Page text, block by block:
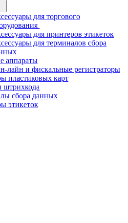
для торгового
для принтеров этикеток
для терминалов сбора
аппараты
лайн и фискальные регистраторы
пластиковых карт
штрихкода
сбора данных
этикеток